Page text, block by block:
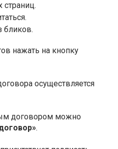
страниц.
бликов.
нажать на кнопку
осуществляется
договором можно
.